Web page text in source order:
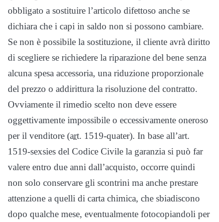
obbligato a sostituire l’articolo difettoso anche se
dichiara che i capi in saldo non si possono cambiare.
Se non è possibile la sostituzione, il cliente avrà diritto
di scegliere se richiedere la riparazione del bene senza
alcuna spesa accessoria, una riduzione proporzionale
del prezzo o addirittura la risoluzione del contratto.
Ovviamente il rimedio scelto non deve essere
oggettivamente impossibile o eccessivamente oneroso
per il venditore (art. 1519-quater). In base all’art.
1519-sexsies del Codice Civile la garanzia si può far
valere entro due anni dall’acquisto, occorre quindi
non solo conservare gli scontrini ma anche prestare
attenzione a quelli di carta chimica, che sbiadiscono
dopo qualche mese, eventualmente fotocopiandoli per